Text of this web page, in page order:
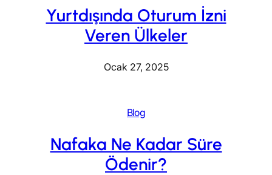
Yurtdışında Oturum İzni
Veren Ülkeler
Ocak 27, 2025
Blog
Nafaka Ne Kadar Süre
Ödenir?